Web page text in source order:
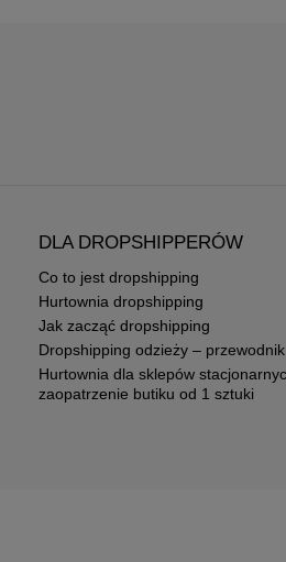
DLA DROPSHIPPERÓW
Co to jest dropshipping
Hurtownia dropshipping
Jak zacząć dropshipping
Dropshipping odzieży – przewodnik
Hurtownia dla sklepów
zaopatrzenie butiku od 1 sztuki